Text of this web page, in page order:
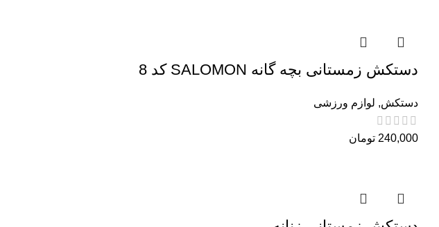
دستکش زمستانی بچه گانه SALOMON کد 8
دستکش, لوازم ورزشی
240,000 تومان